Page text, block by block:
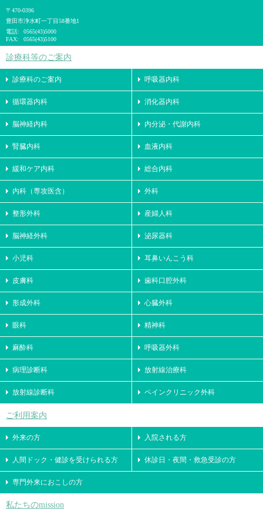
〒470-0396
豊田市浄水町一丁目58番地1
電話:
0565(43)5000
FAX:
0565(43)5100
診療科等のご案内
診療科のご案内 呼吸器内科
循環器内科 消化器内科
脳神経内科 内分泌・代謝内科
腎臓内科 血液内科
緩和ケア内科 総合内科
内科（専攻医含） 外科
整形外科 産婦人科
脳神経外科 泌尿器科
小児科 耳鼻いんこう科
皮膚科 歯科口腔外科
形成外科 心臓外科
眼科 精神科
麻酔科 呼吸器外科
病理診断科 放射線治療科
放射線診断科 ペインクリニック外科
ご利用案内
外来の方 入院される方
人間ドック・健診を受けられる方 休診日・夜間・救急受診の方
専門外来におこしの方
私たちのmission